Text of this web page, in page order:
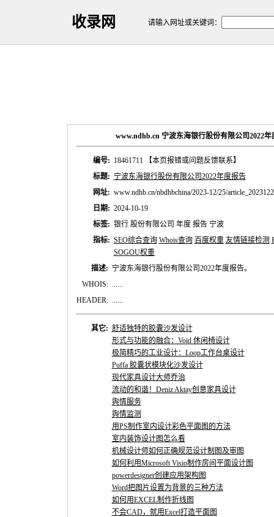
收录网 请输入网址或关键词：
www.ndhb.cn 宁波东海银行股份有限公司2022
编号: 18461711
【本页报错或问题反馈联系】
标题: 宁波东海银行股份有限公司2022年度报告
网址: www.ndhb.cn/nbdhbchina/2023-12/25/
日期: 2024-10-19
标签: 银行 股份有限公司 年度 报告 宁波
指标: SEO综合查询 Whois查询 百度权重 友情链接检测
SOGOU权重
描述: 宁波东海银行股份有限公司2022年度报告。
WHOIS: ......
HEADER: ......
其它: 舒适独特的胶囊沙发设计
形式与功能的融合：Void 休闲椅设计
极简精巧的工业设计：Loop工作台桌设计
Puffa 胶囊状模块化沙发设计
现代家具设计大师乔治
流动的和谐！Deniz Aktay创意家具设计
舆情服务
舆情监测
用PS制作室内设计彩色平面图的方法
室内装饰设计图怎么看
机械设计师如何正确规范设计制图及审图
如何利用Microsoft Visio制作房间平面设计图
powerdesigner创建应用架构图
Word把图片设置为背景的三种方法
如何用EXCEL制作折线图
不会CAD，就用Excel打造平面图